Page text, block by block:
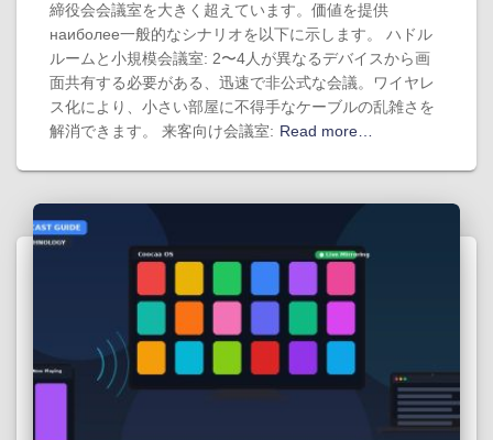
締役会会議室を大きく超えています。価値を提供
наиболее一般的なシナリオを以下に示します。 ハドル
ルームと小規模会議室: 2〜4人が異なるデバイスから画
面共有する必要がある、迅速で非公式な会議。ワイヤレ
ス化により、小さい部屋に不得手なケーブルの乱雑さを
解消できます。 来客向け会議室: Read more…